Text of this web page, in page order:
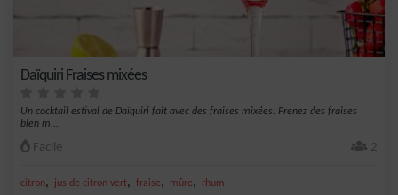
Daïquiri Fraises mixées
Un cocktail estival de Daïquiri fait avec des fraises mixées. Prenez des fraises
bien m...
Facile 2
citron, jus de citron vert, fraise, mûre, rhum